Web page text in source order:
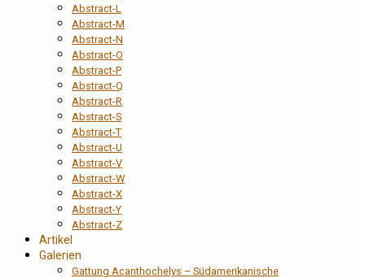
Abstract-L
Abstract-M
Abstract-N
Abstract-O
Abstract-P
Abstract-Q
Abstract-R
Abstract-S
Abstract-T
Abstract-U
Abstract-V
Abstract-W
Abstract-X
Abstract-Y
Abstract-Z
Artikel
Galerien
Gattung Acanthochelys – Südamerikanische